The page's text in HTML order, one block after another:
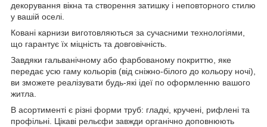
декорування вікна та створення затишку і неповторного стилю
у вашій оселі.
Ковані карнизи виготовляються за сучасними технологіями,
що гарантує їх міцність та довговічність.
Завдяки гальванічному або фарбованому покриттю, яке
передає усю гаму кольорів (від сніжно-білого до кольору ночі),
ви зможете реалізувати будь-які ідеї по оформленню вашого
житла.
В асортименті є різні форми труб: гладкі, кручені, рифлені та
профільні. Цікаві рельєфи завжди органічно доповнюють